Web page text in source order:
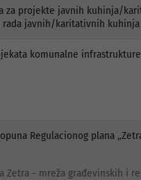
za projekte javnih kuhinja/
javnih/karitativnih
komunalne
Regulacionog plana
Zetra - mreža građevinskih i